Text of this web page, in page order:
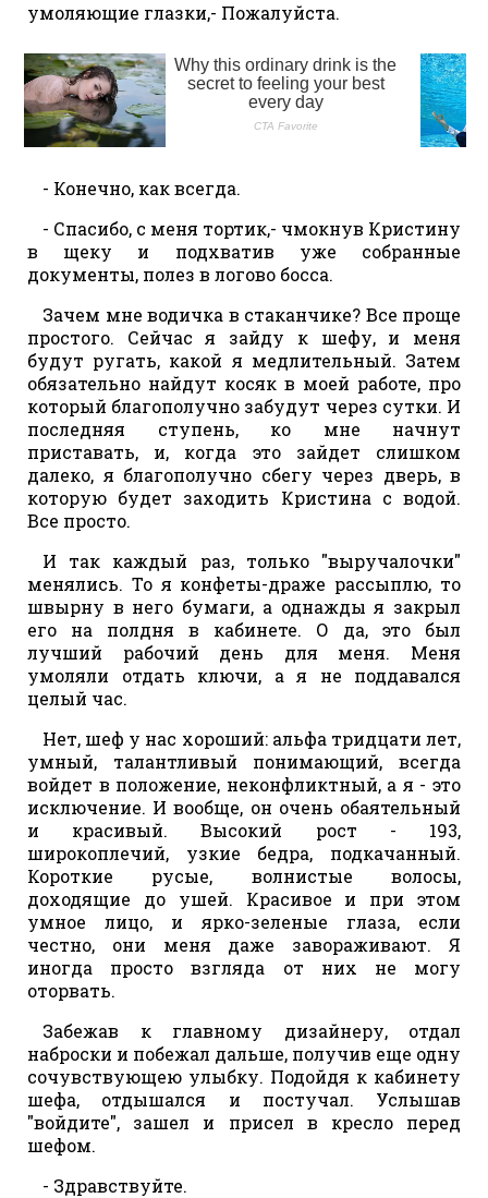
умоляющие глазки,- Пожалуйста.
- Конечно, как всегда.
- Спасибо, с меня тортик,- чмокнув Кристину
в щеку и подхватив уже собранные
документы, полез в логово босса.
Зачем мне водичка в стаканчике? Все проще
простого. Сейчас я зайду к шефу, и меня
будут ругать, какой я медлительный. Затем
обязательно найдут косяк в моей работе, про
который благополучно забудут через сутки. И
последняя ступень, ко мне начнут
приставать, и, когда это зайдет слишком
далеко, я благополучно сбегу через дверь, в
которую будет заходить Кристина с водой.
Все просто.
И так каждый раз, только "выручалочки"
менялись. То я конфеты-драже рассыплю, то
швырну в него бумаги, а однажды я закрыл
его на полдня в кабинете. О да, это был
лучший рабочий день для меня. Меня
умоляли отдать ключи, а я не поддавался
целый час.
Нет, шеф у нас хороший: альфа тридцати лет,
умный, талантливый понимающий, всегда
войдет в положение, неконфликтный, а я - это
исключение. И вообще, он очень обаятельный
и красивый. Высокий рост - 193,
широкоплечий, узкие бедра, подкачанный.
Короткие русые, волнистые волосы,
доходящие до ушей. Красивое и при этом
умное лицо, и ярко-зеленые глаза, если
честно, они меня даже завораживают. Я
иногда просто взгляда от них не могу
оторвать.
Забежав к главному дизайнеру, отдал
наброски и побежал дальше, получив еще одну
сочувствующею улыбку. Подойдя к кабинету
шефа, отдышался и постучал. Услышав
"войдите", зашел и присел в кресло перед
шефом.
- Здравствуйте.